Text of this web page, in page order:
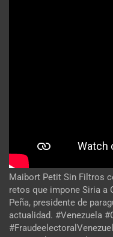
Maibort Petit Sin Filtros
retos que impone Siria a
Peña, presidente de
actualidad. #Venezuela